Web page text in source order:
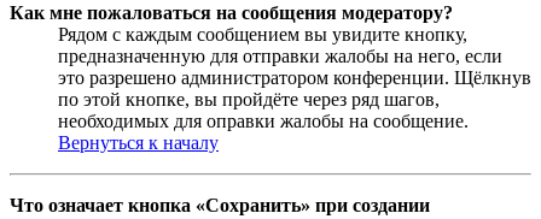
Как мне пожаловаться на сообщения модератору?
Рядом с каждым сообщением вы увидите кнопку,
предназначенную для отправки жалобы на него, если
это разрешено администратором конференции. Щёлкнув
по этой кнопке, вы пройдёте через ряд шагов,
необходимых для оправки жалобы на сообщение.
Вернуться к началу
Что означает кнопка «Сохранить» при создании